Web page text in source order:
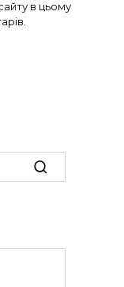
в цьому